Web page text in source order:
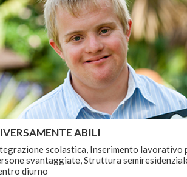
ABILI
scolastica, Inserimento lavorativo
svantaggiate, Struttura
diurno